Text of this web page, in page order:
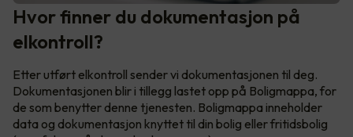
Hvor finner du dokumentasjon på
elkontroll?
Etter utført elkontroll sender vi dokumentasjonen til deg.
Dokumentasjonen blir i tillegg lastet opp på Boligmappa, for
de som benytter denne tjenesten. Boligmappa inneholder
data og dokumentasjon knyttet til din bolig eller fritidsbolig